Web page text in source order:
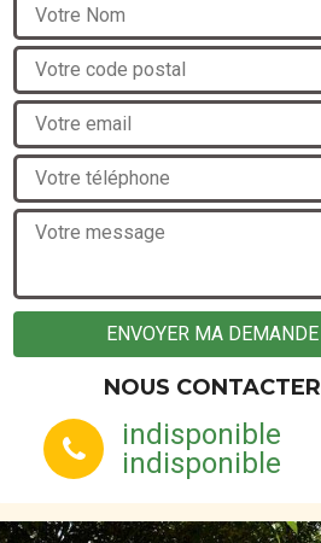
NOUS CONTACTER
indisponible
indisponible